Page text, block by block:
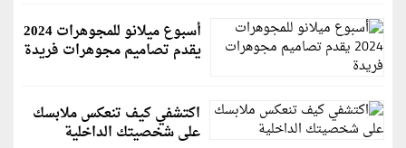
أسبوع ميلانو للمجوهرات 2024
يقدم تصاميم مجوهرات فريدة
اكتشفي كيف تنعكس ملابسك
على شخصيتك الداخلية